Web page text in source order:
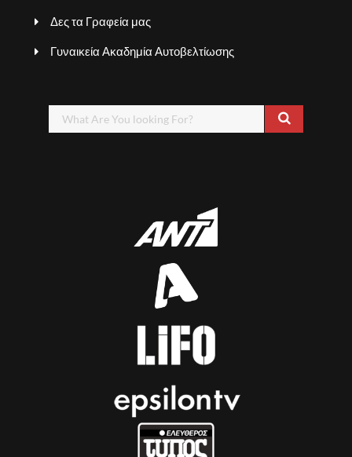
Δες τα Γραφεία μας
Γυναικεία Ακαδημία Αυτοβελτίωσης